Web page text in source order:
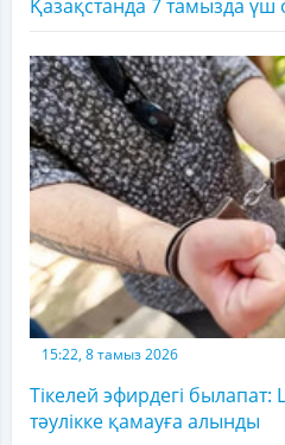
Қазақстанда 7 тамызда үш
15:22, 8 тамыз 2026
Тікелей эфирдегі
тәулікке қамауға алынды